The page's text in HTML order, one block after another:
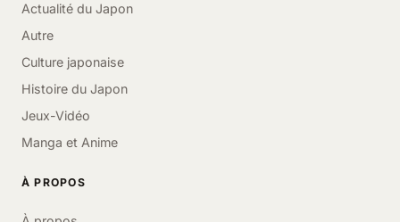
Actualité du Japon
Autre
Culture japonaise
Histoire du Japon
Jeux-Vidéo
Manga et Anime
À PROPOS